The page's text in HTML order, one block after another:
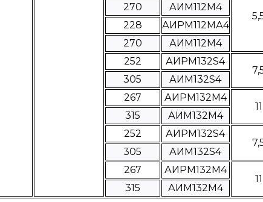
270
АИМ112М4
228 АИРМ112МА4
270
АИМ112М4
252 АИРМ132S4
305
АИМ132S4
267 АИРМ132М4
11
315
АИМ132М4
252 АИРМ132S4
305
АИМ132S4
267 АИРМ132М4
11
315
АИМ132М4